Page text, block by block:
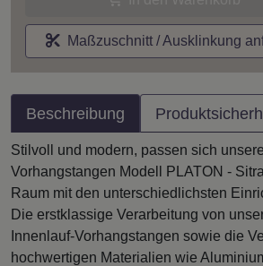
Maßzuschnitt / Ausklinkung
Beschreibung
Stilvoll und modern, passen sich
Vorhangstangen Modell PLATON -
Raum mit den unterschiedlichsten
Die erstklassige Verarbeitung von
Innenlauf-Vorhangstangen sowie die
hochwertigen Materialien wie